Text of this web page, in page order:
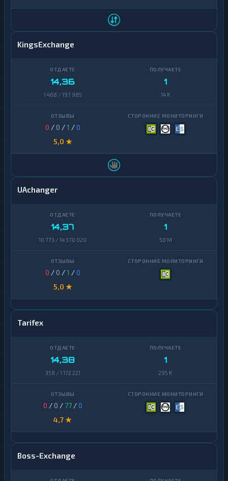
KingsExchange
14,36
1 468 / 197 985
1
14 K
0 / 0 /1 /0
5,0 ★
UAchanger
14,37
10 773 / 14 370 020
1
50 M
0 / 0 /1 /0
5,0 ★
Tarifex
14,38
358 / 1 172 221
1
295 K
0 / 0 / 77/0
4,7 ★
Boss-Exchange